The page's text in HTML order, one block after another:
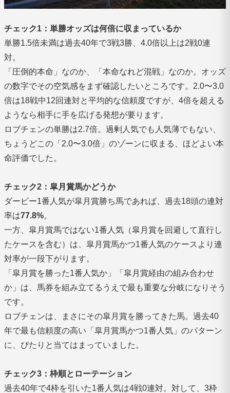
チェック1：単勝オッズは何倍に収まっているか
単勝1.5倍未満は過去40年で3戦3勝、4.0倍以上は2戦0連
対。
「圧倒的本命」なのか、「本命なれど混戦」なのか。オッズ
の数字でその空気感をまず確認したいところです。2.0〜3.0
倍は18戦中12回連対と平均的な信頼度ですが、4倍を超える
ようなら相手に手を広げる発想が要ります。
ロブチェンの単勝は2.7倍。過剰人気でも人気薄でもない、
ちょうどこの「2.0〜3.0倍」のゾーンに収まる、ほどよい本
命評価でした。
チェック2：皐月賞馬かどうか
ダービー1番人気が皐月賞勝ち馬であれば、過去18頭の連対
率は77.8%。
一方、皐月賞馬ではない1番人気（皐月賞を回避して直行し
たケースを含む）は、皐月賞馬かつ1番人気のケースより連
対率が一段下がります。
「皐月賞を勝った1番人気か」「皐月賞経由の組み合わせ
か」は、馬券を組み立てるうえで最も重要な分岐になりそう
です。
ロブチェンは、まさにその皐月賞を勝ってきた馬。過去40
年で最も信頼度の高い「皐月賞馬かつ1番人気」のパターン
に、ぴたりと当てはまっていました。
チェック3：枠順とローテーション
過去40年で4枠を引いた1番人気は4戦0連対。対して、3枠